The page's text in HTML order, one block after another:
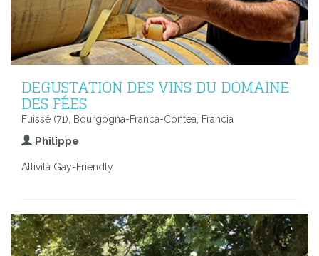
DEGUSTATION DES VINS DU DOMAINE
DES FÉES
Fuissé (71), Bourgogna-Franca-Contea, Francia
Philippe
Attività Gay-Friendly